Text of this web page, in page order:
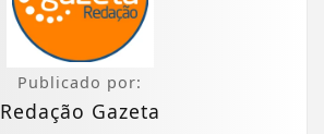
Publicado por:
Redação Gazeta